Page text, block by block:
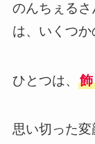
のんちぇる
は、いくつか
ひとつは、
思い切った